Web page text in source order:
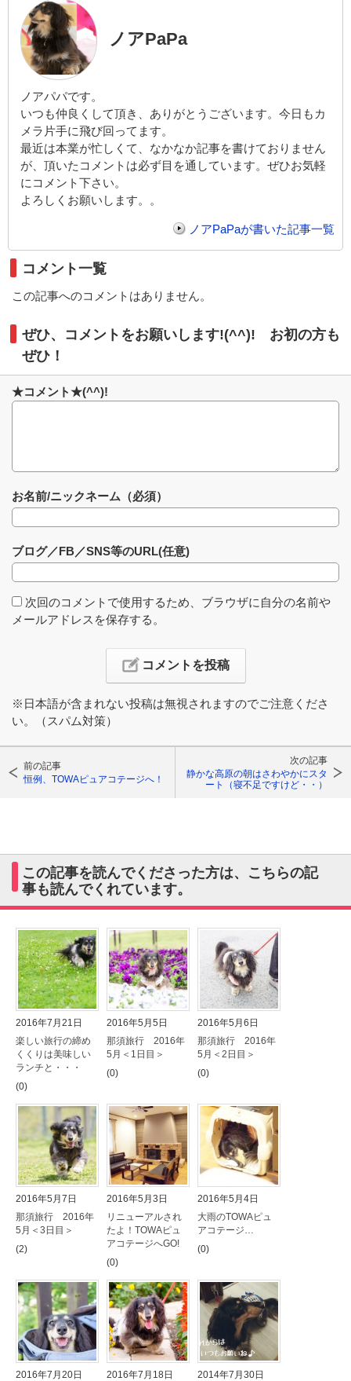
ノアPaPa
ノアパパです。
いつも仲良くして頂き、ありがとうございます。今日もカ
メラ片手に飛び回ってます。
最近は本業が忙しくて、なかなか記事を書けておりません
が、頂いたコメントは必ず目を通しています。ぜひお気軽
にコメント下さい。
よろしくお願いします。。
ノアPaPaが書いた記事一覧
コメント一覧
この記事へのコメントはありません。
ぜひ、コメントをお願いします!(^^)! お初の方も
ぜひ！
★コメント★(^^)!
お名前/ニックネーム（必須）
ブログ／FB／SNS等のURL(任意)
次回のコメントで使用するため、ブラウザに自分の名前や
メールアドレスを保存する。
※日本語が含まれない投稿は無視されますのでご注意くださ
い。（スパム対策）
前の記事
恒例、TOWAピュアコテージへ！
次の記事
静かな高原の朝はさわやかにスタ
ート（寝不足ですけど・・）
この記事を読んでくださった方は、こちらの記
事も読んでくれています。
2016年7月21日
楽しい旅行の締め
くくりは美味しい
ランチと・・・
(0)
2016年5月5日
那須旅行 2016年
5月＜1日目＞
(0)
2016年5月6日
那須旅行 2016年
5月＜2日目＞
(0)
2016年5月7日
那須旅行 2016年
5月＜3日目＞
(2)
2016年5月3日
リニューアルされ
たよ！TOWAピュ
アコテージへGO!
(0)
2016年5月4日
大雨のTOWAピュ
アコテージ…
(0)
2016年7月20日
2016年7月18日
2014年7月30日